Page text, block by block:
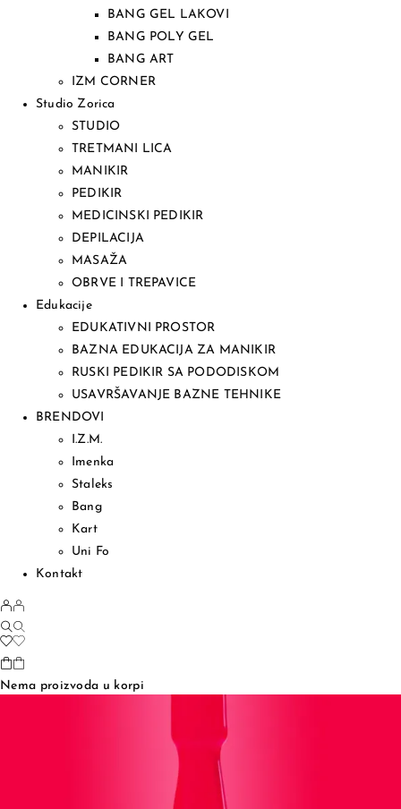
BANG GEL LAKOVI
BANG POLY GEL
BANG ART
IZM CORNER
Studio Zorica
STUDIO
TRETMANI LICA
MANIKIR
PEDIKIR
MEDICINSKI PEDIKIR
DEPILACIJA
MASAŽA
OBRVE I TREPAVICE
Edukacije
EDUKATIVNI PROSTOR
BAZNA EDUKACIJA ZA MANIKIR
RUSKI PEDIKIR SA PODODISKOM
USAVRŠAVANJE BAZNE TEHNIKE
BRENDOVI
I.Z.M.
Imenka
Staleks
Bang
Kart
Uni Fo
Kontakt
Nema proizvoda u korpi